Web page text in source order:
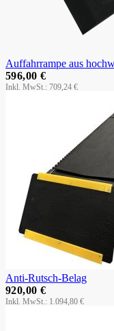
Auffahrrampe aus
709,24 €
596,00 €
Anti-Rutsch-Belag
1.094,80 €
920,00 €